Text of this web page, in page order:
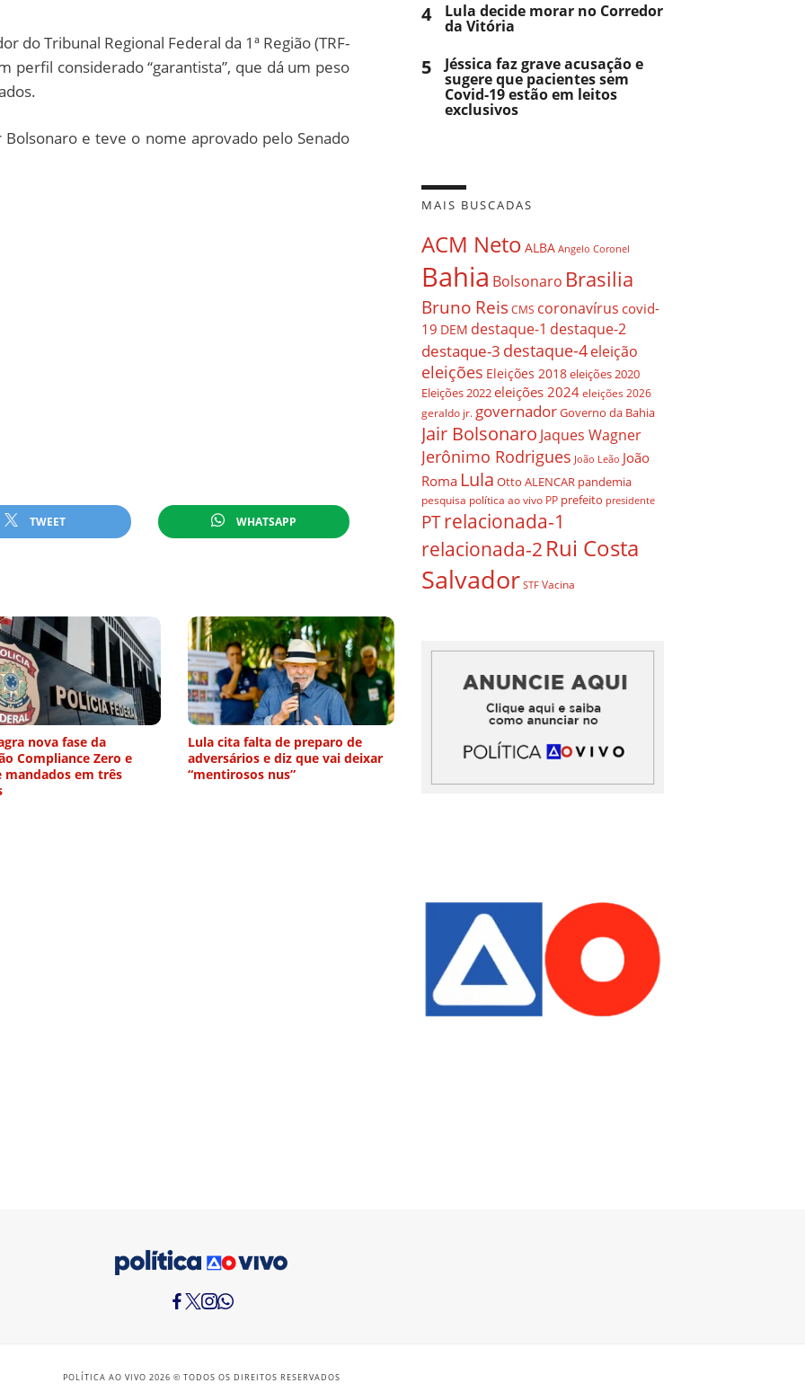
do Tribunal Regional Federal da 1ª Região (TRF-
perfil considerado “garantista”, que dá um peso
e teve o nome aprovado pelo Senado
TWEET WHATSAPP
nova fase da
Compliance Zero e
mandados em três
Lula cita falta de preparo de
adversários e diz que vai deixar
“mentirosos nus”
4 Lula decide morar no Corredor
da Vitória
5 Jéssica faz grave acusação e
sugere que pacientes sem
Covid-19 estão em leitos
exclusivos
MAIS BUSCADAS
ACM Neto ALBA Angelo Coronel
Bahia Bolsonaro Brasilia
Bruno ReisCMS coronavírus covid-
19 DEM destaque-1 destaque-2
destaque-3 destaque-4eleição
eleições Eleições 2018eleições 2020
Eleições 2022eleições 2024 eleições 2026
geraldo jr. governadorGoverno da Bahia
Jair Bolsonaro Jaques Wagner
Jerônimo Rodrigues João Leão João
Roma Lula Otto ALENCAR pandemia
pesquisa política ao vivo PP prefeito presidente
PTrelacionada-1
relacionada-2 Rui Costa
Salvador STF Vacina
POLÍTICA AO VIVO 2026 © TODOS OS DIREITOS RESERVADOS